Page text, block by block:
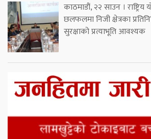
काठमाडौं, २२ साउन ।
छलफलमा निजी क्षेत्रका
सुरक्षाको प्रत्याभूति आवश्यक